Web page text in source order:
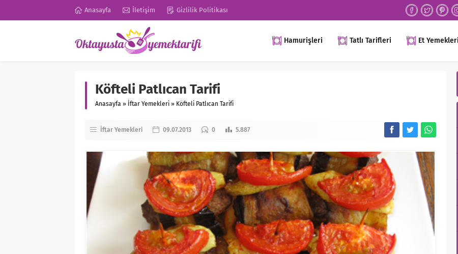
Anasayfa İletişim Gizlilik Politikası
Hamurişleri Tatlı Tarifleri Et Yemekleri
Köfteli Patlıcan Tarifi
Anasayfa » İftar Yemekleri » Köfteli Patlıcan Tarifi
İftar Yemekleri 09.07.2013 0 5.887